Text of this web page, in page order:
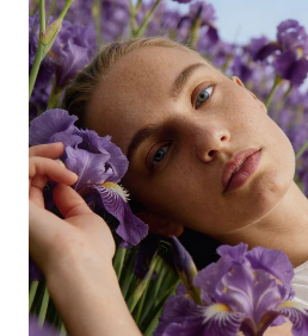
ml)
Une
crème
nourrissante
d’exception
qui
aide
à
restaurer
le
confort
de
la
peau